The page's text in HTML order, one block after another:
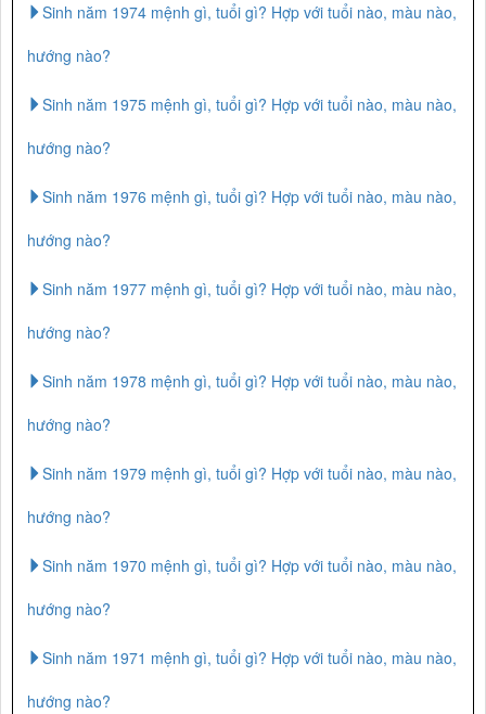
Sinh năm 1974 mệnh gì, tuổi gì? Hợp với tuổi nào, màu nào,
hướng nào?
Sinh năm 1975 mệnh gì, tuổi gì? Hợp với tuổi nào, màu nào,
hướng nào?
Sinh năm 1976 mệnh gì, tuổi gì? Hợp với tuổi nào, màu nào,
hướng nào?
Sinh năm 1977 mệnh gì, tuổi gì? Hợp với tuổi nào, màu nào,
hướng nào?
Sinh năm 1978 mệnh gì, tuổi gì? Hợp với tuổi nào, màu nào,
hướng nào?
Sinh năm 1979 mệnh gì, tuổi gì? Hợp với tuổi nào, màu nào,
hướng nào?
Sinh năm 1970 mệnh gì, tuổi gì? Hợp với tuổi nào, màu nào,
hướng nào?
Sinh năm 1971 mệnh gì, tuổi gì? Hợp với tuổi nào, màu nào,
hướng nào?